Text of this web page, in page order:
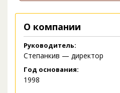
О компании
Руководитель:
Степанкив — директор
Год основания:
1998